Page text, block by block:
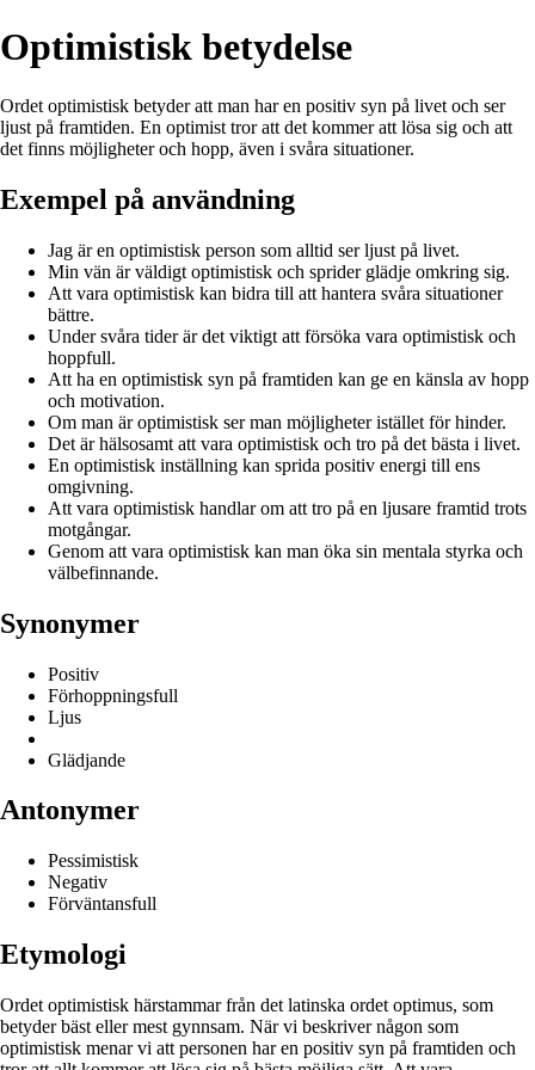
Optimistisk betydelse
Ordet optimistisk betyder att man har en positiv syn på livet och ser
ljust på framtiden. En optimist tror att det kommer att lösa sig och att
det finns möjligheter och hopp, även i svåra situationer.
Exempel på användning
Jag är en optimistisk person som alltid ser ljust på livet.
Min vän är väldigt optimistisk och sprider glädje omkring sig.
Att vara optimistisk kan bidra till att hantera svåra situationer
bättre.
Under svåra tider är det viktigt att försöka vara optimistisk och
hoppfull.
Att ha en optimistisk syn på framtiden kan ge en känsla av hopp
och motivation.
Om man är optimistisk ser man möjligheter istället för hinder.
Det är hälsosamt att vara optimistisk och tro på det bästa i livet.
En optimistisk inställning kan sprida positiv energi till ens
omgivning.
Att vara optimistisk handlar om att tro på en ljusare framtid trots
motgångar.
Genom att vara optimistisk kan man öka sin mentala styrka och
välbefinnande.
Synonymer
Positiv
Förhoppningsfull
Ljus
Glädjande
Antonymer
Pessimistisk
Negativ
Förväntansfull
Etymologi
Ordet optimistisk härstammar från det latinska ordet optimus, som
betyder bäst eller mest gynnsam. När vi beskriver någon som
optimistisk menar vi att personen har en positiv syn på framtiden och